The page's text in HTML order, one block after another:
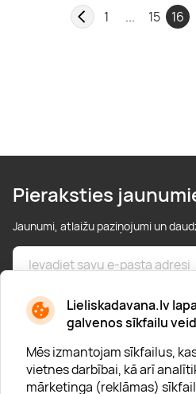
Lieliskadavana.lv
galvenos sīkfailu
Mēs izmantojam sīkfailus,
vietnes darbībai, kā arī
mārketinga (reklāmas)
1 ... 15 16
Pieraksties
Jaunumi, atlaižu paziņojumi un
* Esmu iepazinies/usies ar